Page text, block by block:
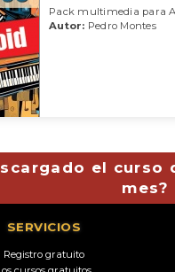
Pack multimedia para
Autor: Pedro Montes
el
mes?
SERVICIOS
Registro gratuito